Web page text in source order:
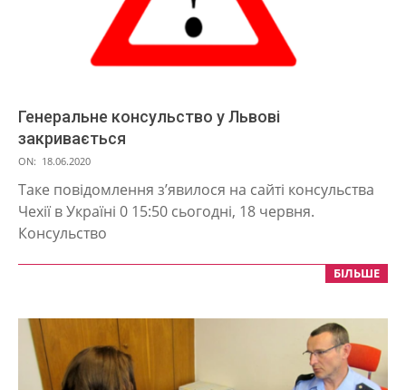
Генеральне консульство у Львові
закривається
2020-
06-
18
ON: 18.06.2020
Таке повідомлення з’явилося на сайті консульства
Чехії в Україні 0 15:50 сьогодні, 18 червня.
Консульство
БІЛЬШЕ